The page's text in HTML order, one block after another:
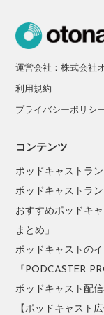
運営会社：株式会社
利用規約
プライバシーポリシ
コンテンツ
ポッドキャストラ
ポッドキャストラ
おすすめポッドキ
まとめ」
ポッドキャストの
『PODCASTER
ポッドキャスト配
【ポッドキャスト